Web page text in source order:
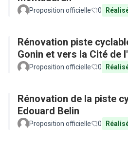
Proposition officielle 0
Rénovation piste
Gonin et vers la Cité de
Proposition officielle 0
Rénovation de la piste
Edouard Belin
Proposition officielle 0